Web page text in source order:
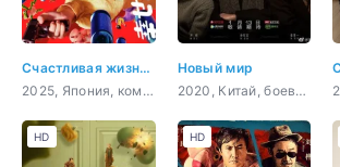
Счастливая жизнь Канако в качестве киллера
2025, Япония, комедия, повседневность
Новый мир
2020, Китай, боевик, история, романтика, война
HD HD